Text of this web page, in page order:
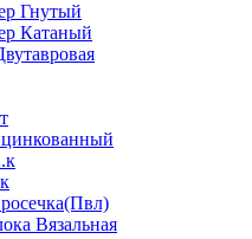
Гнутый
Катаный
Вязальная